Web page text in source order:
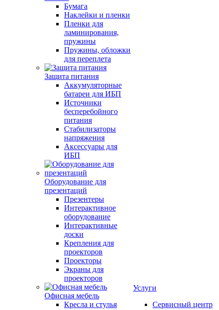
Бумага
Наклейки и пленки
Пленки для
ламинирования,
пружины
Пружины, обложки
для переплета
Защита питания
Аккумуляторные
батареи для ИБП
Источники
бесперебойного
питания
Стабилизаторы
напряжения
Аксессуары для
ИБП
Оборудование для
презентаций
Презентеры
Интерактивное
оборудование
Интерактивные
доски
Крепления для
проекторов
Проекторы
Экраны для
проекторов
Офисная мебель
Кресла и стулья
Услуги
Сервисный центр